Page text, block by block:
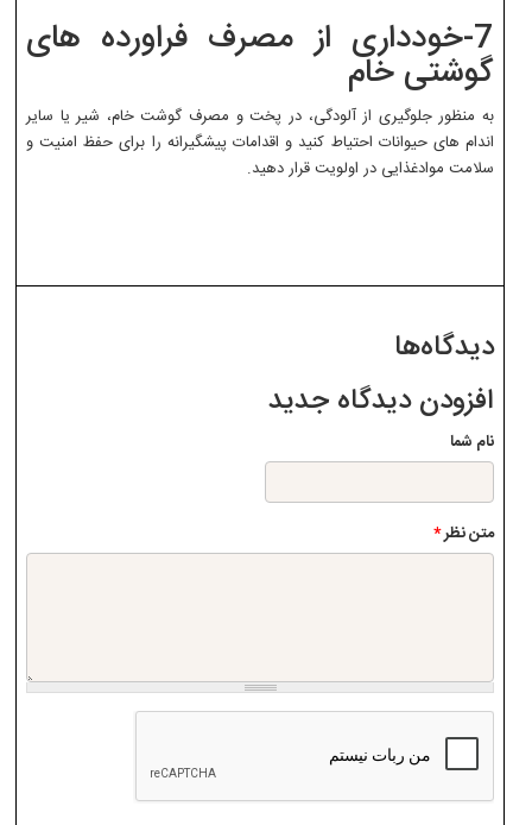
7-خودداری از مصرف فراورده های
گوشتی خام
به منظور جلوگیری از آلودگی، در پخت و مصرف گوشت خام، شیر یا سایر
اندام های حیوانات احتیاط کنید و اقدامات پیشگیرانه را برای حفظ امنیت و
سلامت موادغذایی در اولویت قرار دهید.
دیدگاه‌ها
افزودن دیدگاه جدید
نام شما
متن نظر*